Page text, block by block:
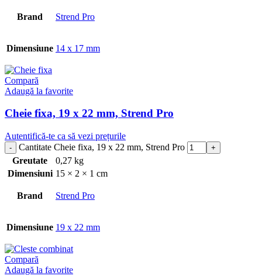
Brand Strend Pro
Dimensiune 14 x 17 mm
Compară
Adaugă la favorite
Cheie fixa, 19 x 22 mm, Strend Pro
Autentifică-te ca să vezi prețurile
Cantitate Cheie fixa, 19 x 22 mm, Strend Pro
Greutate
0,27 kg
Dimensiuni 15 × 2 × 1 cm
Brand Strend Pro
Dimensiune 19 x 22 mm
Compară
Adaugă la favorite